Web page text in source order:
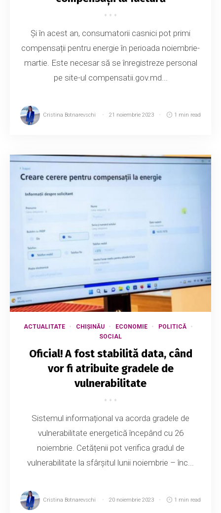
Și în acest an, consumatorii casnici pot primi
compensații pentru energie în perioada noiembrie-
martie. Este necesar să se înregistreze personal
pe site-ul compensatii.gov.md...
Cristina Botnarevschi 21 noiembrie 2023 1 min read
ACTUALITATE CHIȘINĂU ECONOMIE
POLITICĂ
SOCIAL
Oficial! A fost stabilită data, când
vor fi atribuite gradele de
vulnerabilitate
Sistemul informațional va acorda gradele de
vulnerabilitate energetică începând cu 26
noiembrie. Cetățenii pot verifica gradul de
vulnerabilitate la sfârșitul lunii noiembrie – înc...
Cristina Botnarevschi 20 noiembrie 2023 1 min read